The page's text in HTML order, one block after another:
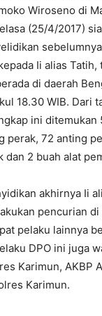
Wiroseno di
(25/4/2017)
Ii alias
di daerah
18.30 WIB. Dari
ini ditemukan
perak, 72 anting
dan 2 buah alat
akhirnya Ii
pencurian di
pelaku lainnya
DPO ini juga
Karimun, AKBP
Karimun.